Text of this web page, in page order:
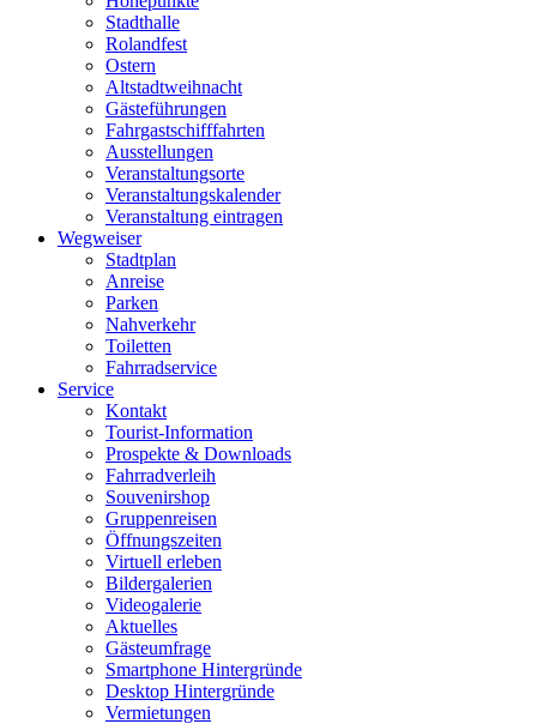
Stadthalle
Rolandfest
Ostern
Altstadtweihnacht
Gästeführungen
Fahrgastschifffahrten
Ausstellungen
Veranstaltungsorte
Veranstaltungskalender
Veranstaltung eintragen
Wegweiser
Stadtplan
Anreise
Parken
Nahverkehr
Toiletten
Fahrradservice
Service
Kontakt
Tourist-Information
Prospekte & Downloads
Fahrradverleih
Souvenirshop
Gruppenreisen
Öffnungszeiten
Virtuell erleben
Bildergalerien
Videogalerie
Aktuelles
Gästeumfrage
Smartphone Hintergründe
Desktop Hintergründe
Vermietungen